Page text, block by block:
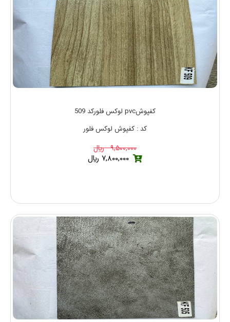
کفپوشpvc لوکس فلورکد 509
کد : کفپوش لوکس فلور
۹,۵۰۰,۰۰۰ ريال
۷,۸۰۰,۰۰۰ ريال